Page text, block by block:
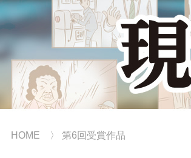
HOME 〉 第6回受賞作品